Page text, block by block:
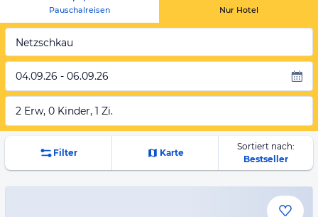
Pauschalreisen Nur Hotel
Netzschkau
04.09.26 - 06.09.26
2 Erw, 0 Kinder, 1 Zi.
Filter Karte
Sortiert nach:
Bestseller